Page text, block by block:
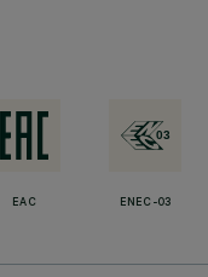
EAC ENEC-03